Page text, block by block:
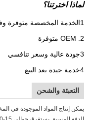
لماذا اخترتنا؟
4خدمة جيدة بعد البيع
التعبئة والشحن